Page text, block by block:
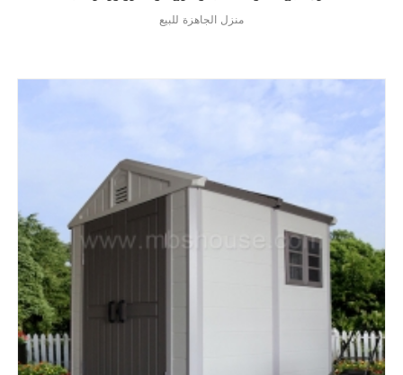
منزل الجاهزة للبيع